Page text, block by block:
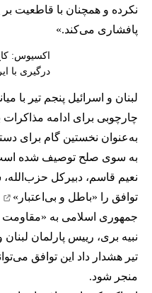
نکرده و همچنان با قاطعیت بر
پافشاری می‌کند.»
اکسیوس:
درگیری با
لبنان و اسرائیل پنجم تیر با
چارچوبی برای ادامه مذاکرات
به‌عنوان نخستین گام برای
به سوی صلح توصیف شده
نعیم قاسم، دبیرکل حزب‌الله،
توافق را «باطل و بی‌اعتبار»
جمهوری اسلامی به «مقاومت
نبیه بری، رییس پارلمان
تیر هشدار داد این توافق
منجر شود.